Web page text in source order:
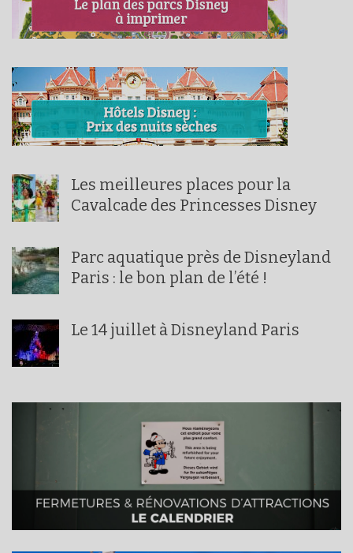
Les meilleures places pour la
Cavalcade des Princesses Disney
Parc aquatique près de Disneyland
Paris : le bon plan de l’été !
Le 14 juillet à Disneyland Paris